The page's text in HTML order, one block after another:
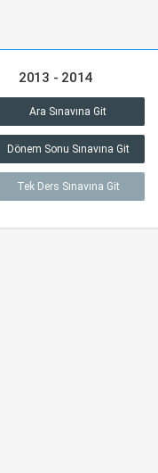
2013 - 2014
Ara Sınavına Git
Dönem Sonu Sınavına Git
Tek Ders Sınavına Git